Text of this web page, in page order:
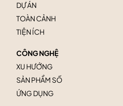
DỰ ÁN
TOÀN CẢNH
TIỆN ÍCH
CÔNG NGHỆ
XU HƯỚNG
SẢN PHẨM SỐ
ỨNG DỤNG